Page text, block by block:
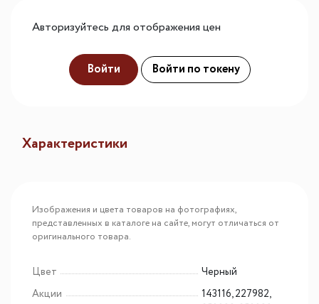
Авторизуйтесь для отображения цен
Войти Войти по токену
Характеристики
Изображения и цвета товаров на фотографиях,
представленных в каталоге на сайте, могут отличаться от
оригинального товара.
Цвет
Черный
Акции
143116, 227982,